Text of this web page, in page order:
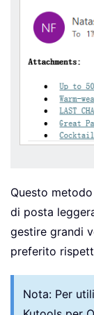
Questo
di posta
gestire grandi
preferito
Nota: Per